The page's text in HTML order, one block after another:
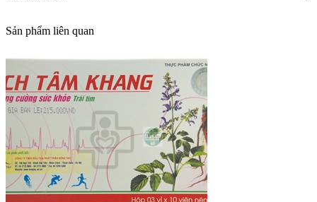
Sản phẩm liên quan